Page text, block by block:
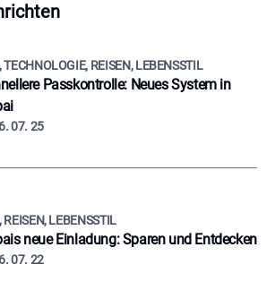
TECHNOLOGIE, REISEN, LEBENSSTIL
Passkontrolle: Neues System in
07. 25
REISEN, LEBENSSTIL
neue Einladung: Sparen und Entdecken
07. 22